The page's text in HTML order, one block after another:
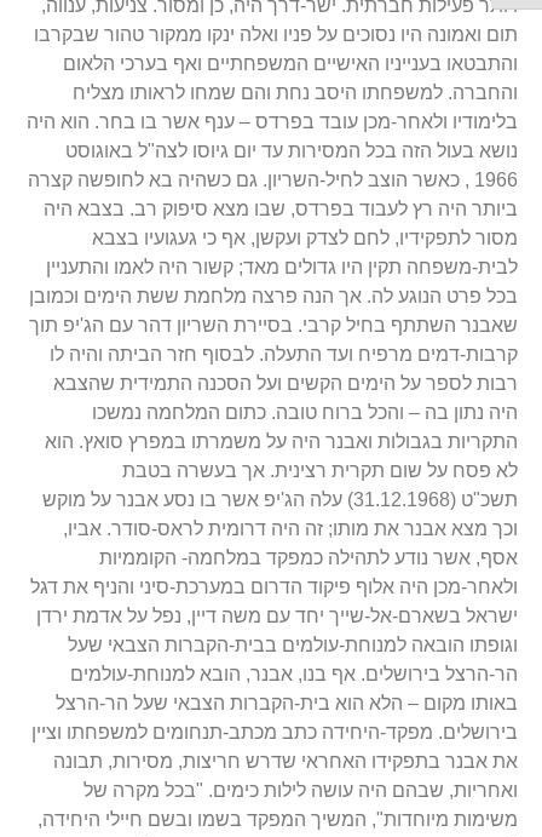
ויותר פעילות חברתית. ישר-דרך היה, כן ומסור. צניעות, ענווה,
תום ואמונה היו נסוכים על פניו ואלה ינקו ממקור טהור שבקרבו
והתבטאו בענייניו האישיים המשפחתיים ואף בערכי הלאום
והחברה. למשפחתו היסב נחת והם שמחו לראותו מצליח
בלימודיו ולאחר-מכן עובד בפרדס – ענף אשר בו בחר. הוא היה
נושא בעול הזה בכל המסירות עד יום גיוסו לצה"ל באוגוסט
1966 , כאשר הוצב לחיל-השריון. גם כשהיה בא לחופשה קצרה
ביותר היה רץ לעבוד בפרדס, שבו מצא סיפוק רב. בצבא היה
מסור לתפקידיו, לחם לצדק ועקשן, אף כי געגועיו בצבא
לבית-משפחה תקין היו גדולים מאד; קשור היה לאמו והתעניין
בכל פרט הנוגע לה. אך הנה פרצה מלחמת ששת הימים וכמובן
שאבנר השתתף בחיל קרבי. בסיירת השריון דהר עם הג'יפ תוך
קרבות-דמים מרפיח ועד התעלה. לבסוף חזר הביתה והיה לו
רבות לספר על הימים הקשים ועל הסכנה התמידית שהצבא
היה נתון בה – והכל ברוח טובה. כתום המלחמה נמשכו
התקריות בגבולות ואבנר היה על משמרתו במפרץ סואץ. הוא
לא פסח על שום תקרית רצינית. אך בעשרה בטבת
תשכ"ט (31.12.1968) עלה הג'יפ אשר בו נסע אבנר על מוקש
וכך מצא אבנר את מותו; זה היה דרומית לראס-סודר. אביו,
אסף, אשר נודע לתהילה כמפקד במלחמה- הקוממיות
ולאחר-מכן היה אלוף פיקוד הדרום במערכת-סיני והניף את דגל
ישראל בשארם-אל-שייך יחד עם משה דיין, נפל על אדמת ירדן
וגופתו הובאה למנוחת-עולמים בבית-הקברות הצבאי שעל
הר-הרצל בירושלים. אף בנו, אבנר, הובא למנוחת-עולמים
באותו מקום – הלא הוא בית-הקברות הצבאי שעל הר-הרצל
בירושלים. מפקד-היחידה כתב מכתב-תנחומים למשפחתו וציין
את אבנר בתפקידו האחראי שדרש חריצות, מסירות, תבונה
ואחריות, שבהם היה עושה לילות כימים. "בכל מקרה של
משימות מיוחדות", המשיך המפקד בשמו ובשם חיילי היחידה,